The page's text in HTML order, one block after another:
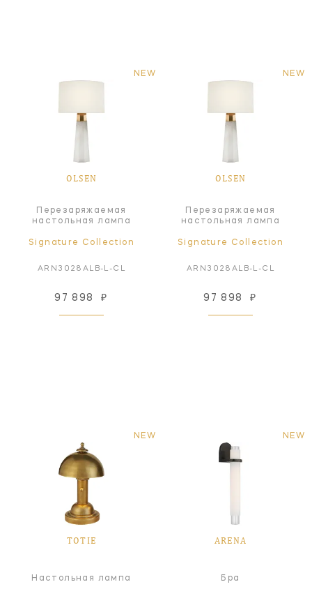
NEW
OLSEN
Перезаряжаемая
настольная лампа
Signature Collection
ARN3028ALB-L-CL
97 898 ₽
NEW
OLSEN
Перезаряжаемая
настольная лампа
Signature Collection
ARN3028ALB-L-CL
97 898 ₽
NEW
TOTIE
Настольная лампа
NEW
ARENA
Бра